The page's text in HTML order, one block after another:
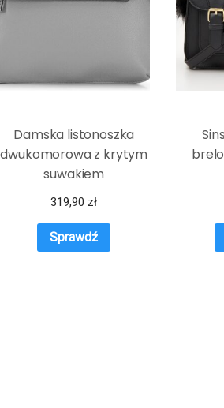
Damska listonoszka
dwukomorowa z krytym
suwakiem
319,90 zł
Sprawdź